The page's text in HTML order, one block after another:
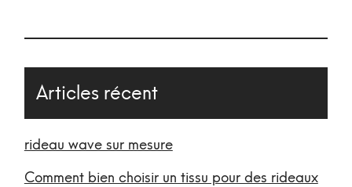
Articles récent
rideau wave sur mesure
Comment bien choisir un tissu pour des rideaux